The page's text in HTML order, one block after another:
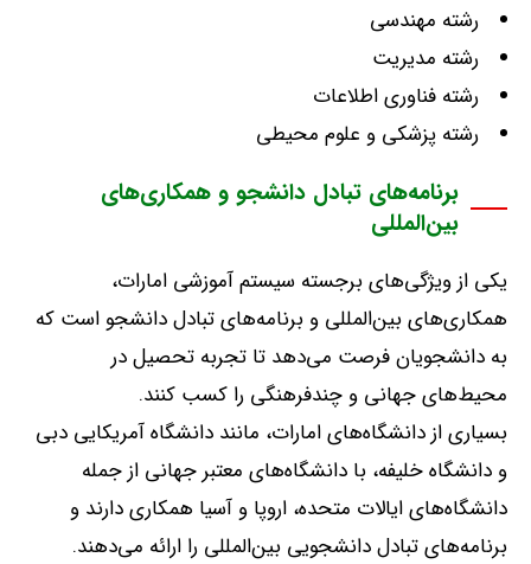
رشته مهندسی
رشته مدیریت
رشته فناوری اطلاعات
رشته پزشکی و علوم محیطی
برنامه‌های تبادل دانشجو و همکاری‌های
بین‌المللی
یکی از ویژگی‌های برجسته سیستم آموزشی امارات،
همکاری‌های بین‌المللی و برنامه‌های تبادل دانشجو است که
به دانشجویان فرصت می‌دهد تا تجربه تحصیل در
محیط‌های جهانی و چندفرهنگی را کسب کنند.
بسیاری از دانشگاه‌های امارات، مانند دانشگاه آمریکایی دبی
و دانشگاه خلیفه، با دانشگاه‌های معتبر جهانی از جمله
دانشگاه‌های ایالات متحده، اروپا و آسیا همکاری دارند و
برنامه‌های تبادل دانشجویی بین‌المللی را ارائه می‌دهند.